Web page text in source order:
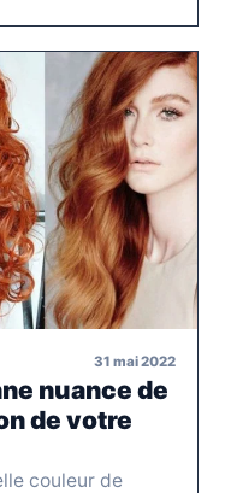
31 mai 2022
nuance de
de votre
couleur de